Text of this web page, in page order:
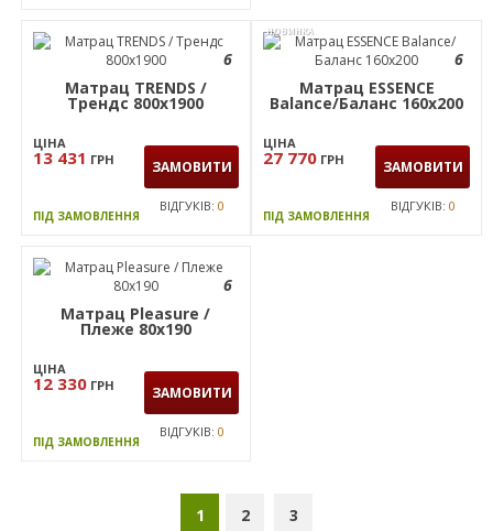
6
Матрац TRENDS /
Трендс 800х1900
ЦІНА
13 431 ГРН ЗАМОВИТИ
ПІД ЗАМОВЛЕННЯ
ВІДГУКІВ:0
НОВИНКА
6
Матрац ESSENCE
Balance/Баланс 160х200
ЦІНА
27 770 ГРН ЗАМОВИТИ
ПІД ЗАМОВЛЕННЯ
ВІДГУКІВ: 0
6
Матрац Pleasure /
Плеже 80x190
ЦІНА
12 330 ГРН ЗАМОВИТИ
ПІД ЗАМОВЛЕННЯ
ВІДГУКІВ:0
1 2 3